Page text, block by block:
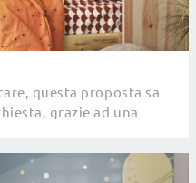
questa proposta sa
grazie ad una